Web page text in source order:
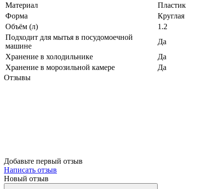
Материал
Пластик
Форма
Круглая
Объём (л)
1.2
Подходит для мытья в посудомоечной
машине
Да
Хранение в холодильнике
Да
Хранение в морозильной камере
Да
Отзывы
Добавьте первый отзыв
Написать отзыв
Новый отзыв